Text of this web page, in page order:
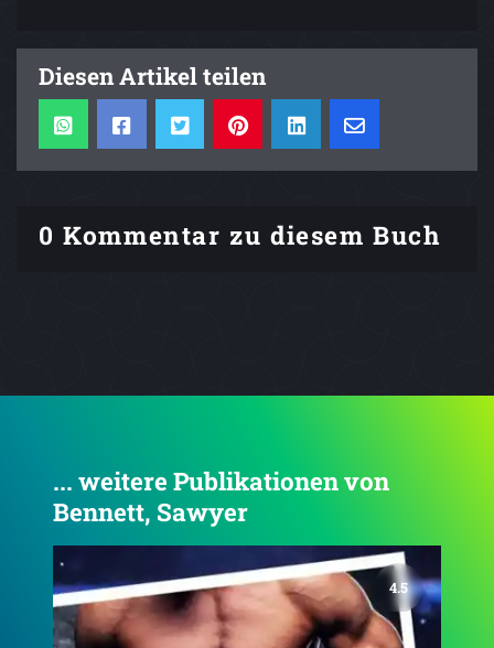
Diesen Artikel teilen
0 Kommentar zu diesem Buch
... weitere Publikationen von
Bennett, Sawyer
4.6